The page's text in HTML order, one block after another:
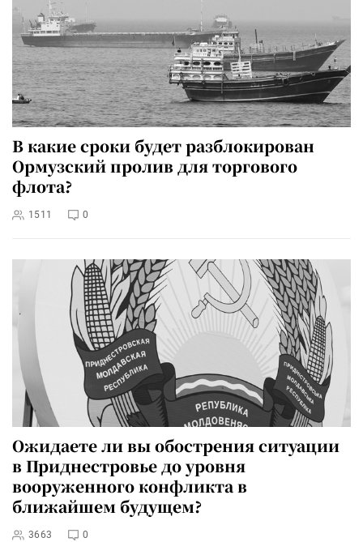
В какие сроки будет разблокирован
Ормузский пролив для торгового
флота?
1511 0
Ожидаете ли вы обострения ситуации
в Приднестровье до уровня
вооруженного конфликта в
ближайшем будущем?
3663 0